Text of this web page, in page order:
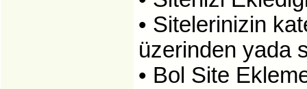
• Sitelerinizin
üzerinden yada
• Bol Site